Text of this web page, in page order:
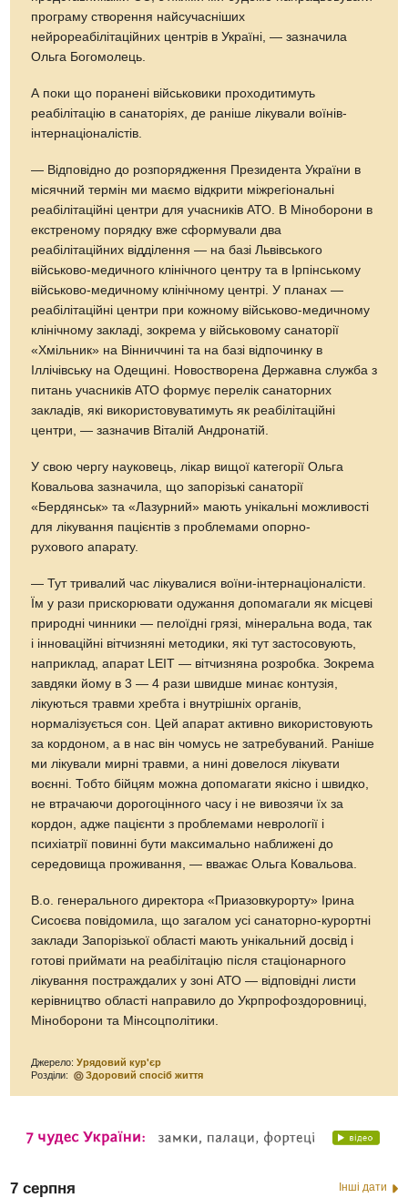
програму створення найсучасніших
нейрореабілітаційних центрів в Україні, — зазначила
Ольга Богомолець.
А поки що поранені військовики проходитимуть
реабілітацію в санаторіях, де раніше лікували воїнів-
інтернаціоналістів.
— Відповідно до розпорядження Президента України в
місячний термін ми маємо відкрити міжрегіональні
реабілітаційні центри для учасників АТО. В Міноборони в
екстреному порядку вже сформували два
реабілітаційних відділення — на базі Львівського
військово-медичного клінічного центру та в Ірпінському
військово-медичному клінічному центрі. У планах —
реабілітаційні центри при кожному військово-медичному
клінічному закладі, зокрема у військовому санаторії
«Хмільник» на Вінниччині та на базі відпочинку в
Іллічівську на Одещині. Новостворена Державна служба з
питань учасників АТО формує перелік санаторних
закладів, які використовуватимуть як реабілітаційні
центри, — зазначив Віталій Андронатій.
У свою чергу науковець, лікар вищої категорії Ольга
Ковальова зазначила, що запорізькі санаторії
«Бердянськ» та «Лазурний» мають унікальні можливості
для лікування пацієнтів з проблемами опорно-
рухового апарату.
— Тут тривалий час лікувалися воїни-інтернаціоналісти.
Їм у рази прискорювати одужання допомагали як місцеві
природні чинники — пелоїдні грязі, мінеральна вода, так
і інноваційні вітчизняні методики, які тут застосовують,
наприклад, апарат LEIT — вітчизняна розробка. Зокрема
завдяки йому в 3 — 4 рази швидше минає контузія,
лікуються травми хребта і внутрішніх органів,
нормалізується сон. Цей апарат активно використовують
за кордоном, а в нас він чомусь не затребуваний. Раніше
ми лікували мирні травми, а нині довелося лікувати
воєнні. Тобто бійцям можна допомагати якісно і швидко,
не втрачаючи дорогоцінного часу і не вивозячи їх за
кордон, адже пацієнти з проблемами неврології і
психіатрії повинні бути максимально наближені до
середовища проживання, — вважає Ольга Ковальова.
В.о. генерального директора «Приазовкурорту» Ірина
Сисоєва повідомила, що загалом усі санаторно-курортні
заклади Запорізької області мають унікальний досвід і
готові приймати на реабілітацію після стаціонарного
лікування постраждалих у зоні АТО — відповідні листи
керівництво області направило до Укрпрофоздоровниці,
Міноборони та Мінсоцполітики.
Джерело:Урядовий кур'єр
Розділи:
Здоровий спосіб життя
7 серпня Інші дати